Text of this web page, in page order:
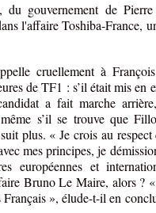
gouvernement de Pierre
l'affaire Toshiba-France,
cruellement à
de TF1 : s’il était mis en
a fait marche
s’il se trouve que
plus. « Je crois au respect
mes principes, je
européennes et
Bruno Le Maire, alors ?
», élude-t-il en